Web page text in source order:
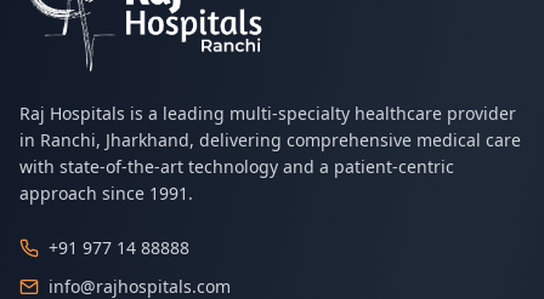
Raj Hospitals is a leading multi-specialty healthcare provider
in Ranchi, Jharkhand, delivering comprehensive medical care
with state-of-the-art technology and a patient-centric
approach since 1991.
+91 977 14 88888
info@rajhospitals.com